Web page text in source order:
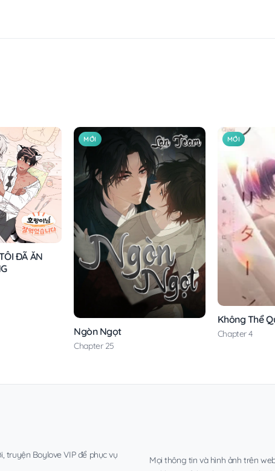
ĐÃ ĂN
MỚI
Ngòn Ngọt
Chapter 25
MỚI
Không Thể
Chapter 4
truyện Boylove VIP để phục vụ
Mọi thông tin và hình ảnh trên